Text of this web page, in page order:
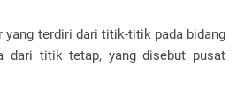
yang terdiri dari titik-titik pada bidang
dari titik tetap, yang disebut pusat